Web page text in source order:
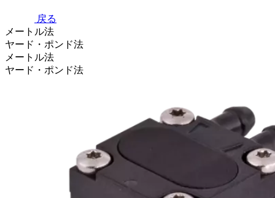
戻る
メートル法
ヤード・ポンド法
メートル法
ヤード・ポンド法